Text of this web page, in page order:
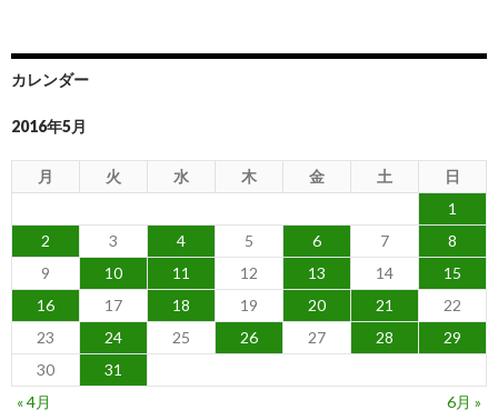
カレンダー
2016年5月
月 火 水 木 金 土
日
1
2
3 4 5 6 7
8
9
10 11 12 13 14
15
16
17 18 19 20 21
22
23
24 25 26 27 28
29
30
31
« 4月
6月 »